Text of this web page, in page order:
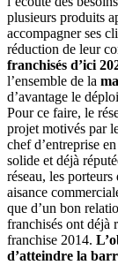
plusieurs produits
accompagner ses
réduction de leur
franchisés d’ici
l’ensemble de la
d’avantage le
Pour ce faire, le
projet motivés par
chef d’entreprise
solide et déjà
réseau, les
aisance
que d’un bon
franchisés ont déjà
franchise 2014.
d’atteindre la